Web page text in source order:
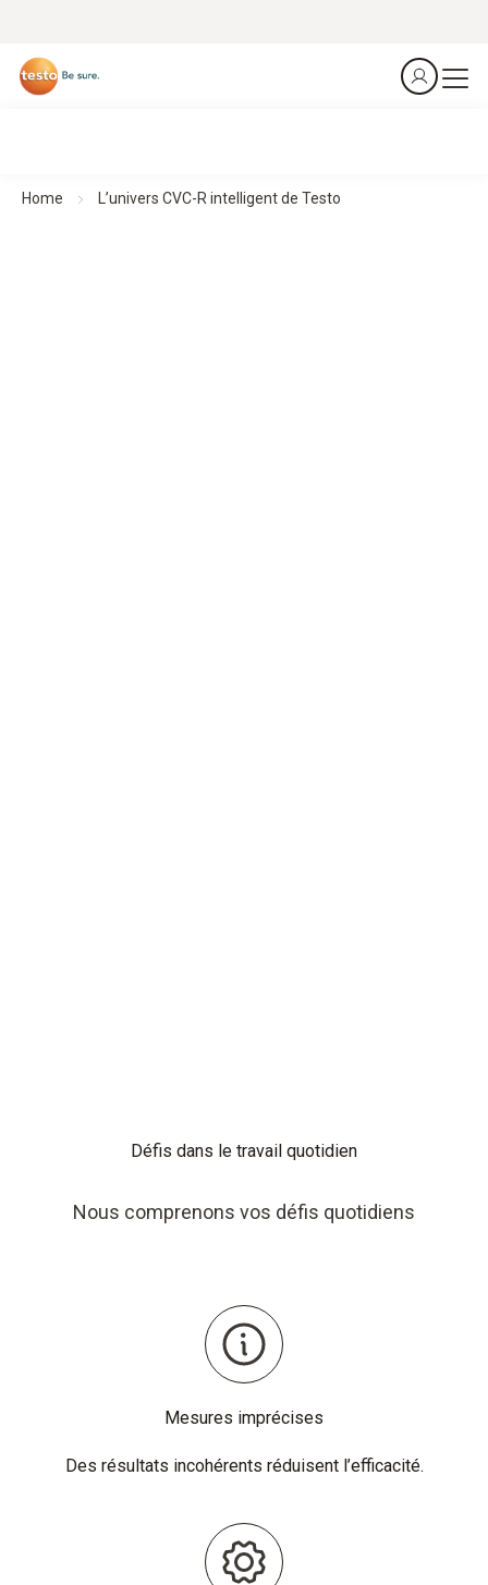
Home L’univers CVC-R intelligent de Testo
Défis dans le travail quotidien
Nous comprenons vos défis quotidiens
Mesures imprécises
Des résultats incohérents réduisent l’efficacité.